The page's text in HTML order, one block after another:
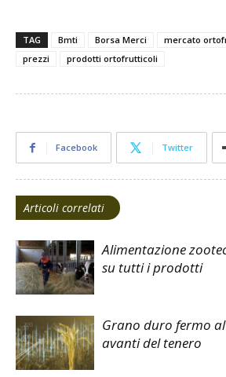
TAG Bmti Borsa Merci mercato
prezzi
prodotti ortofrutticoli
Facebook Twitter
Articoli correlati
Alimentazione
su tutti i prodotti
Grano duro fermo
avanti del tenero